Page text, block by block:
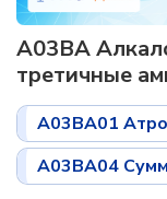
A03BA
третичные
A03BA01
A03BA04